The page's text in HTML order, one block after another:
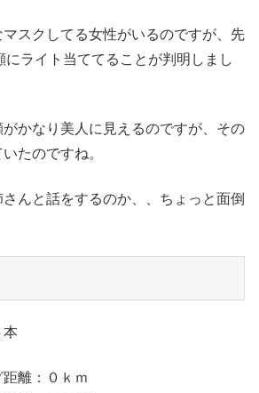
スクしてる女性がいるのですが、先
にライト当ててることが判明しまし
かなり美人に見えるのですが、その
たのですね。
んと話をするのか、、ちょっと面倒
本
離：０ｋｍ